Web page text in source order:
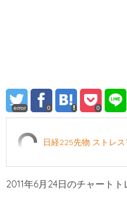
error 0 0
日経225先物 ストレ
2011年6月24日のチャート